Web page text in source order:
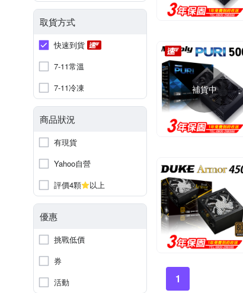
取貨方式
快速到貨
7-11常溫
7-11冷凍
商品狀況
有現貨
Yahoo自營
評價4顆
以上
優惠
挑戰低價
券
活動
補貨中
1